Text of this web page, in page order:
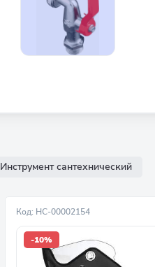
Инструмент сантехнический
Код: НC-00002154
-10%